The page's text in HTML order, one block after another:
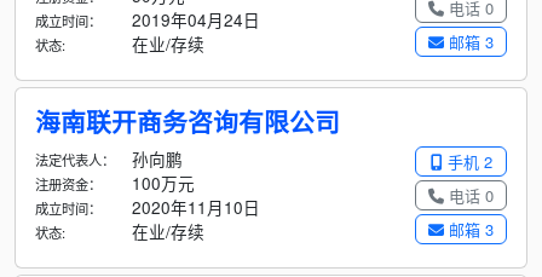
电话 0
邮箱 3
成立时间： 2019年04月24日
状态: 在业/存续
海南联开商务咨询有限公司
手机 2
电话 0
邮箱 3
法定代表人： 孙向鹏
注册资金： 100万元
成立时间： 2020年11月10日
状态: 在业/存续